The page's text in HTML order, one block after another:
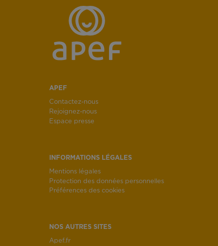
APEF
Contactez-nous
Rejoignez-nous
Espace presse
INFORMATIONS LÉGALES
Mentions légales
Protection des données personnelles
Préférences des cookies
NOS AUTRES SITES
Apef.fr